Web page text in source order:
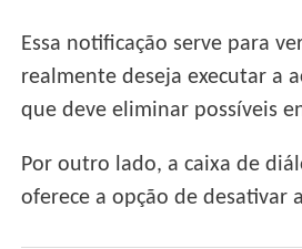
Essa notificação serve para
realmente deseja executar a
que deve eliminar possíveis
Por outro lado, a caixa de
oferece a opção de desativar